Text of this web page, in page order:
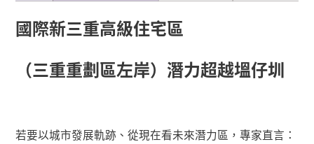
國際新三重高級住宅區
（三重重劃區左岸）潛力超越塭仔圳
若要以城市發展軌跡、從現在看未來潛力區，專家直言：